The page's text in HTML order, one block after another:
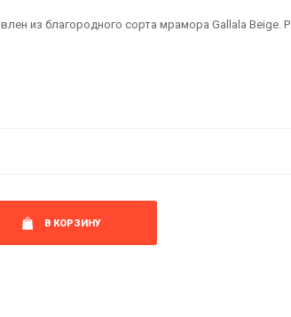
из благородного сорта мрамора Gallala Beige.
В КОРЗИНУ